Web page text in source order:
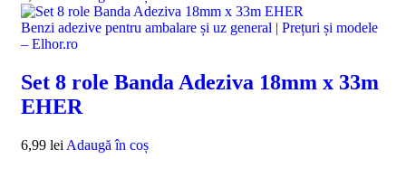
Benzi adezive pentru ambalare și uz general | Prețuri și modele
– Elhor.ro
Set 8 role Banda Adeziva 18mm x 33m
EHER
6,99 lei Adaugă în coș